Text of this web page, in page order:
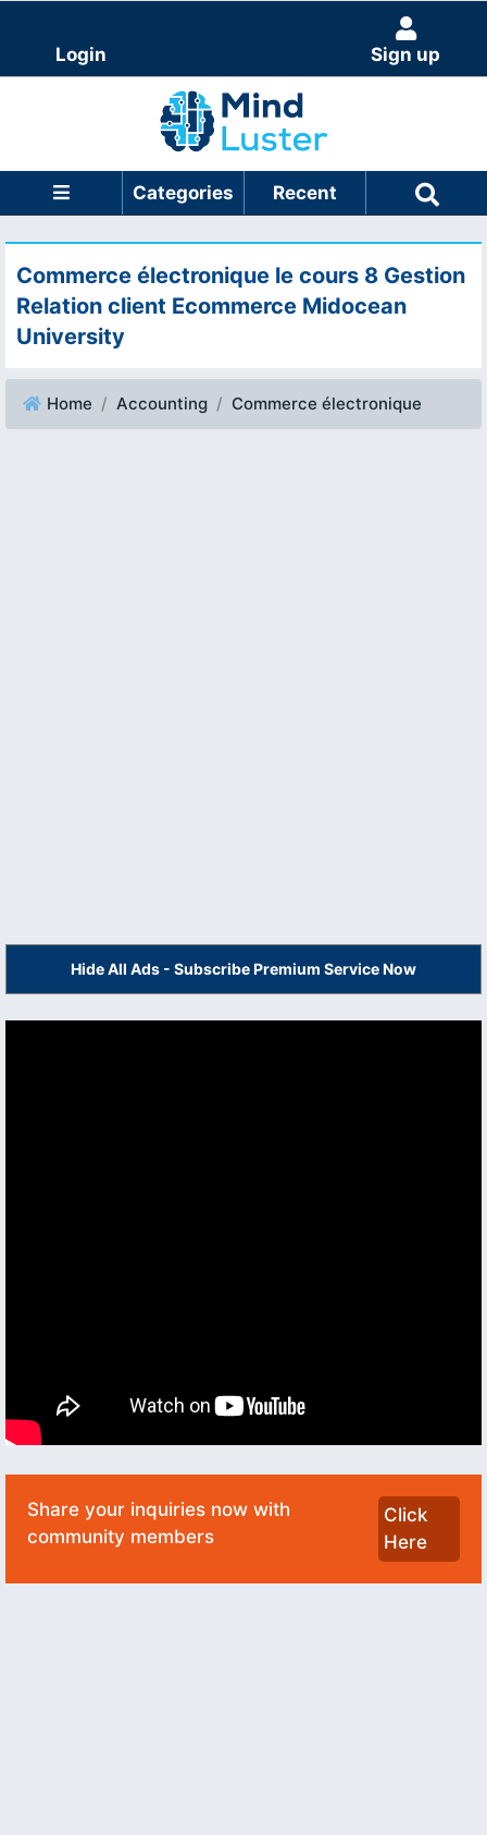
Login Sign up
Categories Recent
Commerce électronique le cours 8 Gestion
Relation client Ecommerce Midocean
University
Home Accounting Commerce électronique
Hide All Ads - Subscribe Premium Service Now
Share your inquiries now with
community members
Click
Here